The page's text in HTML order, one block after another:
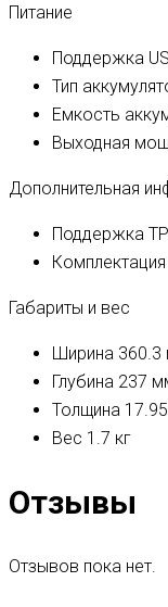
Питание
Поддержка
Тип
Емкость
Выходная
Дополнительная
Поддержка
Комплектация
Габариты и вес
Ширина 360.3
Глубина 237
Толщина
Вес 1.7 кг
Отзывы
Отзывов пока нет.